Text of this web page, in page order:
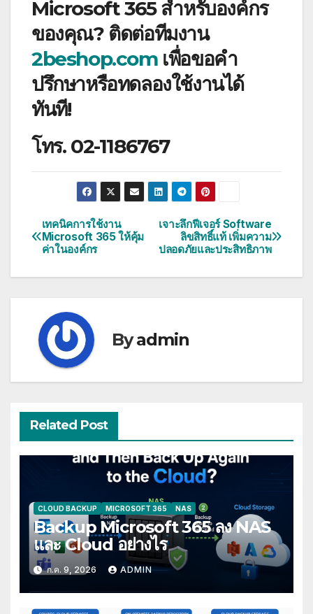
Microsoft 365 สำหรับองค์กร
ของคุณ? ติดต่อทีมงาน
2beshop.comเพื่อขอคำ
ปรึกษาหรือทดลองใช้งานได้
ทันที!
โทร. 02-1186767
แนะแนว
เรื่อง
เจาะลึกฟีเจอร์ Software
ลิขสิทธิ์แท้ เพิ่มความ
ปลอดภัยและประสิทธิภาพ
เทคนิคการใช้งาน
Microsoft 365 ให้คุ้ม
ค่าในองค์กร
Byadmin
Related Post
CLOUD BACKUP MICROSOFT 365 NAS
Backup Microsoft 365 ลง NAS
และ Cloud อย่างไร
ก.ค. 9, 2026 ADMIN